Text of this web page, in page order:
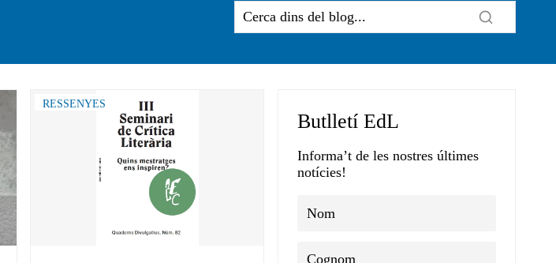
RESSENYES
Butlletí EdL
Informa’t de les nostres últimes
notícies!